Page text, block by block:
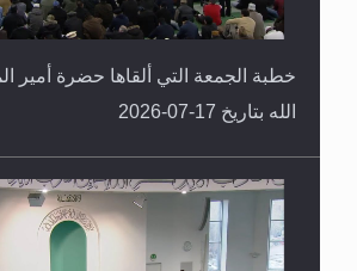
خطبة الجمعة التي ألقاها حضرة أمير
الله بتاريخ 17-07-2026